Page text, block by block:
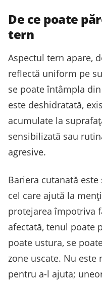
De ce poate
tern
Aspectul tern apare,
reflectă uniform pe
se poate întâmpla
este deshidratată,
acumulate la
sensibilizată sau
agresive.
Bariera cutanată
cel care ajută la
protejarea împotriva
afectată, tenul poate
poate ustura, se
zone uscate. Nu
pentru a-l ajuta;